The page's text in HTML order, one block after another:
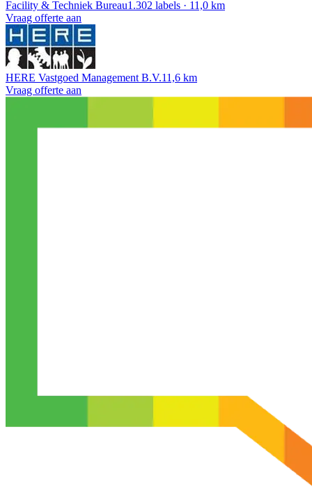
Facility & Techniek Bureau1.302 labels · 11,0 km
Vraag offerte aan
HERE Vastgoed Management B.V.11,6 km
Vraag offerte aan